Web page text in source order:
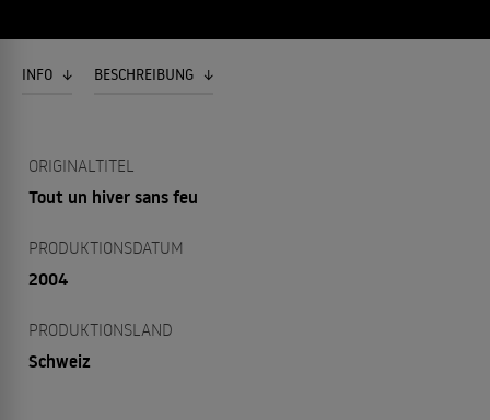
INFO BESCHREIBUNG
ORIGINALTITEL
Tout un hiver sans feu
PRODUKTIONSDATUM
2004
PRODUKTIONSLAND
Schweiz